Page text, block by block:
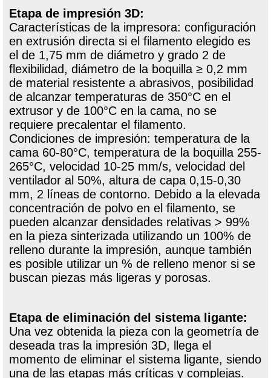
Etapa de impresión 3D:
Características de la impresora: configuración
en extrusión directa si el filamento elegido es
el de 1,75 mm de diámetro y grado 2 de
flexibilidad, diámetro de la boquilla ≥ 0,2 mm
de material resistente a abrasivos, posibilidad
de alcanzar temperaturas de 350°C en el
extrusor y de 100°C en la cama, no se
requiere precalentar el filamento.
Condiciones de impresión: temperatura de la
cama 60-80°C, temperatura de la boquilla 255-
265°C, velocidad 10-25 mm/s, velocidad del
ventilador al 50%, altura de capa 0,15-0,30
mm, 2 líneas de contorno. Debido a la elevada
concentración de polvo en el filamento, se
pueden alcanzar densidades relativas > 99%
en la pieza sinterizada utilizando un 100% de
relleno durante la impresión, aunque también
es posible utilizar un % de relleno menor si se
buscan piezas más ligeras y porosas.
Etapa de eliminación del sistema ligante:
Una vez obtenida la pieza con la geometría de
deseada tras la impresión 3D, llega el
momento de eliminar el sistema ligante, siendo
una de las etapas más críticas y complejas.